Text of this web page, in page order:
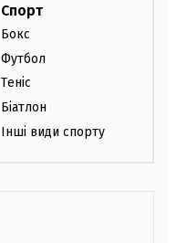
Спорт
Бокс
Футбол
Теніс
Біатлон
Інші види спорту